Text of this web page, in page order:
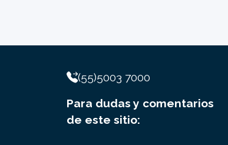
(55)5003 7000
Para dudas y comentarios
de este sitio: